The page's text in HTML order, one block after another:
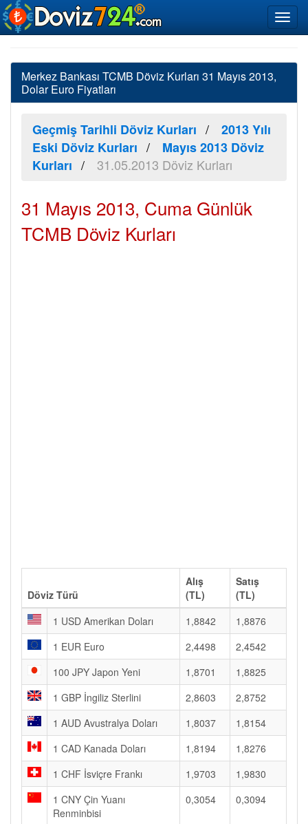
Merkez Bankası TCMB Döviz Kurları 31 Mayıs 2013,
Dolar Euro Fiyatları
Geçmiş Tarihli Döviz Kurları
2013 Yılı
Eski Döviz Kurları
Mayıs 2013 Döviz
Kurları
31.05.2013 Döviz Kurları
31 Mayıs 2013, Cuma Günlük
TCMB Döviz Kurları
Döviz Türü
Alış
(TL)
Satış
(TL)
1 USD Amerikan Doları
1,8842
1,8876
1 EUR Euro
2,4498
2,4542
100 JPY Japon Yeni
1,8701
1,8825
1 GBP İngiliz Sterlini
2,8603
2,8752
1 AUD Avustralya Doları
1,8037
1,8154
1 CAD Kanada Doları
1,8194
1,8276
1 CHF İsviçre Frankı
1,9703
1,9830
1 CNY Çin Yuanı
Renminbisi
0,3054 0,3094